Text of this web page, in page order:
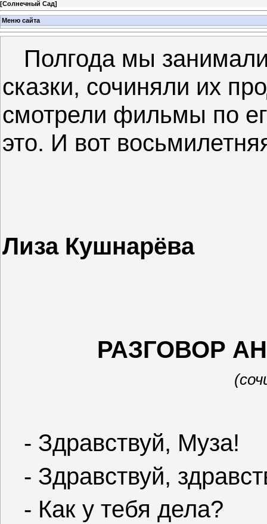
[Солнечный Сад]
Меню сайта
Полгода мы
сказки, сочиняли их
смотрели фильмы по
это. И вот
Лиза Кушнарёва
РАЗГОВОР
- Здравствуй, Муза!
- Здравствуй,
- Как у тебя дела?